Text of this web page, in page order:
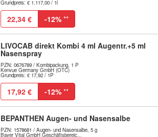
Grundpreis: € 1.117,00 / 1l
22,34 € -12% **
LIVOCAB direkt Kombi 4 ml Augentr.+5 ml
Nasenspray
PZN: 0676789 / Kombipackung, 1 P
Kenvue Germany GmbH (OTC)
Grundpreis: € 17,92 / 1P
17,92 € -12% **
BEPANTHEN Augen- und Nasensalbe
PZN: 1578681 / Augen- und Nasensalbe, 5 g
Bayer Vital GmbH Geschäftsbereic...